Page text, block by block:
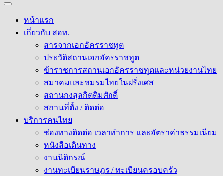
หน้าแรก
เกี่ยวกับ สอท.
สารจากเอกอัครราชทูต
ประวัติสถานเอกอัครราชทูต
ข้าราชการสถานเอกอัครราชทูตและหน่วยงานไทย
สมาคมและชมรมไทยในฝรั่งเศส
สถานกงสุลกิตติมศักดิ์
สถานที่ตั้ง / ติดต่อ
บริการคนไทย
ช่องทางติดต่อ เวลาทำการ และอัตราค่าธรรมเนียม
หนังสือเดินทาง
งานนิติกรณ์
งานทะเบียนราษฎร / ทะเบียนครอบครัว